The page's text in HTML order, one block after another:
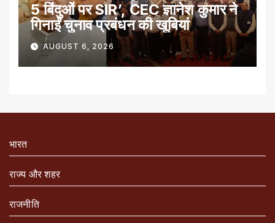
5 बिंदुओं पर SIR’, CEC ज्ञानेश कुमार ने
गिनाईं चुनाव प्रबंधन की खूबियां
AUGUST 6, 2026
भारत
राज्य और शहर
राजनीति